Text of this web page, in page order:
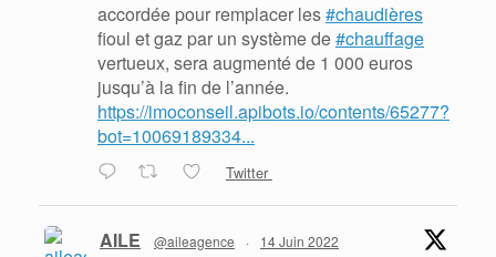
accordée pour remplacer les#chaudières
fioul et gaz par un système de#chauffage
vertueux, sera augmenté de 1 000 euros
jusqu’à la fin de l’année.
https://imoconseil.apibots.io/contents/65277?
bot=10069189334...
Twitter
AILE @aileagence · 14 Juin 2022